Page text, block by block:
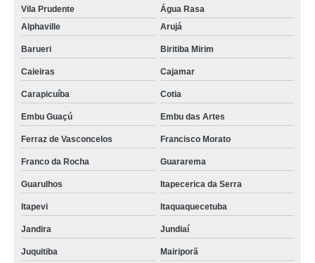
Vila Prudente
Água Rasa
Alphaville
Arujá
Barueri Biritiba Mirim
Caieiras Cajamar
Carapicuíba Cotia
Embu Guaçú Embu das Artes
Ferraz de Vasconcelos Francisco Morato
Franco da Rocha Guararema
Guarulhos Itapecerica da Serra
Itapevi Itaquaquecetuba
Jandira Jundiaí
Juquitiba Mairiporã